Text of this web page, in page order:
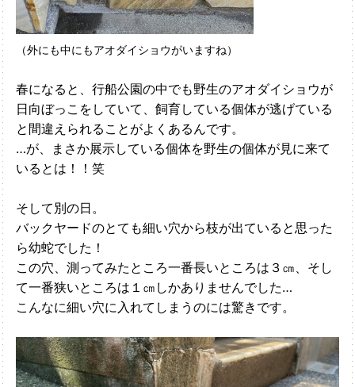
（外にも中にもアオダイショウがいますね）
春になると、行船公園の中でも野生のアオダイショウが
日向ぼっこをしていて、飼育している個体が逃げている
と間違えられることがよくあるんです。
…が、まさか展示している個体を野生の個体が見に来て
いるとは！！笑
そして別の日。
バックヤードのとても細い穴から枝が出ていると思った
ら幼蛇でした！
この穴、測ってみたところ一番長いところは３㎝、そし
て一番狭いところは１㎝しかありませんでした…
こんなに細い穴に入れてしまうのには驚きです。